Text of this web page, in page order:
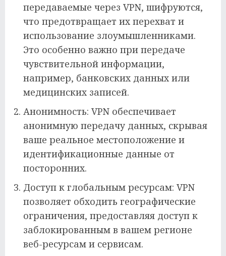
передаваемые через VPN, шифруются,
что предотвращает их перехват и
использование злоумышленниками.
Это особенно важно при передаче
чувствительной информации,
например, банковских данных или
медицинских записей.
Анонимность: VPN обеспечивает
анонимную передачу данных, скрывая
ваше реальное местоположение и
идентификационные данные от
посторонних.
Доступ к глобальным ресурсам: VPN
позволяет обходить географические
ограничения, предоставляя доступ к
заблокированным в вашем регионе
веб-ресурсам и сервисам.